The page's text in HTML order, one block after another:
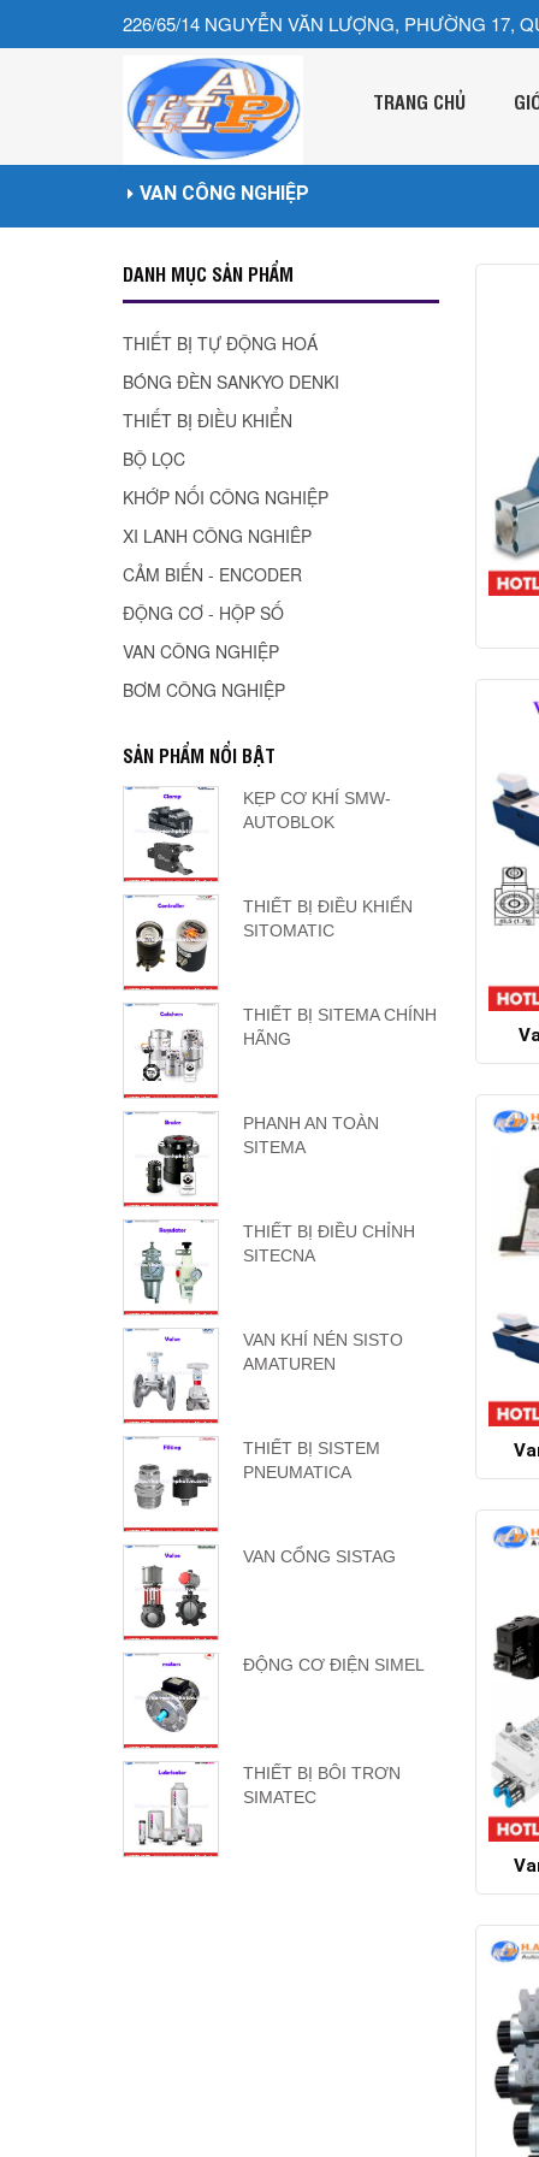
226/65/14 NGUYỄN VĂN LƯỢNG, PHƯỜNG 17,
TRANG CHỦ
VAN CÔNG NGHIỆP
DANH MỤC SẢN PHẨM
THIẾT BỊ TỰ ĐỘNG HOÁ
BÓNG ĐÈN SANKYO DENKI
THIẾT BỊ ĐIỀU KHIỂN
BỘ LỌC
KHỚP NỐI CÔNG NGHIỆP
XI LANH CÔNG NGHIÊP
CẢM BIẾN - ENCODER
ĐỘNG CƠ - HỘP SỐ
VAN CÔNG NGHIỆP
BƠM CÔNG NGHIỆP
SẢN PHẨM NỔI BẬT
KẸP CƠ KHÍ SMW-
AUTOBLOK
THIẾT BỊ ĐIỀU KHIỂN
SITOMATIC
THIẾT BỊ SITEMA CHÍNH
HÃNG
PHANH AN TOÀN
SITEMA
THIẾT BỊ ĐIỀU CHỈNH
SITECNA
VAN KHÍ NÉN SISTO
AMATUREN
THIẾT BỊ SISTEM
PNEUMATICA
VAN CỔNG SISTAG
ĐỘNG CƠ ĐIỆN SIMEL
THIẾT BỊ BÔI TRƠN
SIMATEC